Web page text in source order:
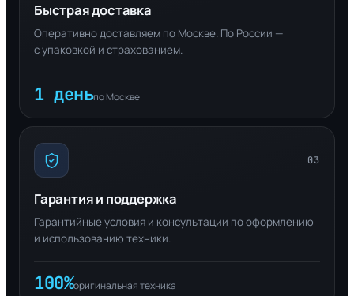
Быстрая доставка
Оперативно доставляем по Москве. По России —
с упаковкой и страхованием.
1 деньпо Москве
03
Гарантия и поддержка
Гарантийные условия и консультации по оформлению
и использованию техники.
100%оригинальная техника